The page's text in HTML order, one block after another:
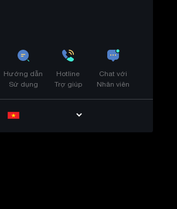
Hướng dẫn
Sử dụng
Hotline
Trợ giúp
Chat với
Nhân viên